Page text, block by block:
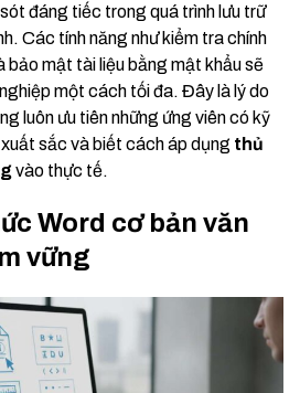
đáng tiếc trong quá trình lưu trữ
Các tính năng như kiểm tra chính
bảo mật tài liệu bằng mật khẩu sẽ
một cách tối đa. Đây là lý do
luôn ưu tiên những ứng viên có kỹ
sắc và biết cách áp dụng thủ
vào thực tế.
Word cơ bản văn
vững